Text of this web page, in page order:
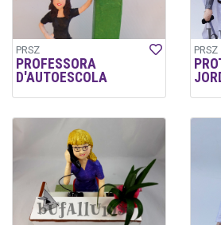
PRSZ
PROFESSORA
D'AUTOESCOLA
PRSZ